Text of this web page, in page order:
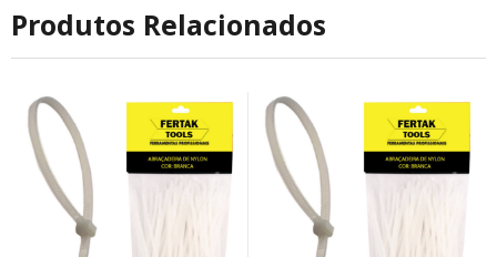
Produtos Relacionados